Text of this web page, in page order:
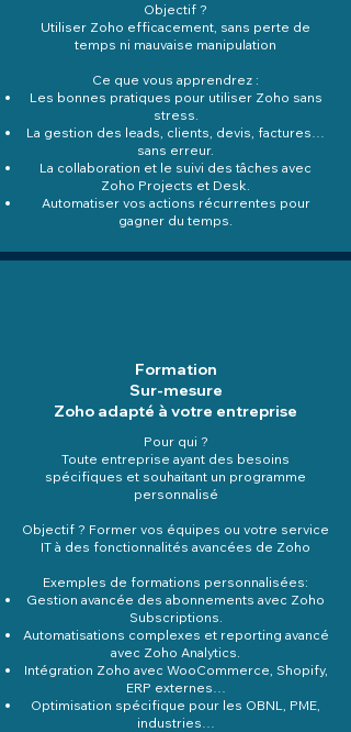
Objectif ?
Utiliser Zoho efficacement, sans perte de
temps ni mauvaise manipulation
Ce que vous apprendrez :
Les bonnes pratiques pour utiliser Zoho sans
stress.
La gestion des leads, clients, devis, factures…
sans erreur.
La collaboration et le suivi des tâches avec
Zoho Projects et Desk.
Automatiser vos actions récurrentes pour
gagner du temps.
Formation
Sur-mesure
Zoho adapté à votre entreprise
Pour qui ?
Toute entreprise ayant des besoins
spécifiques et souhaitant un programme
personnalisé
Objectif ? Former vos équipes ou votre service
IT à des fonctionnalités avancées de Zoho
Exemples de formations personnalisées:
Gestion avancée des abonnements avec Zoho
Subscriptions.
Automatisations complexes et reporting avancé
avec Zoho Analytics.
Intégration Zoho avec WooCommerce, Shopify,
ERP externes…
Optimisation spécifique pour les OBNL, PME,
industries…